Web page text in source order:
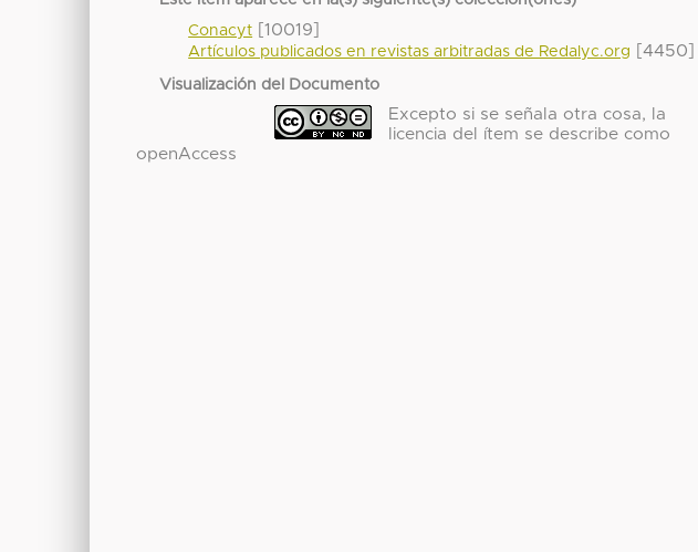
Conacyt [10019]
Artículos publicados en revistas arbitradas de Redalyc.org [4450]
Visualización del Documento
Excepto si se señala otra cosa, la
licencia del ítem se describe como
openAccess